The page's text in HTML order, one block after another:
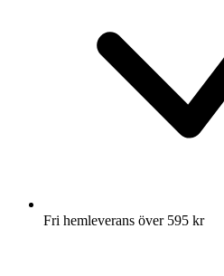
Fri hemleverans över 595 kr